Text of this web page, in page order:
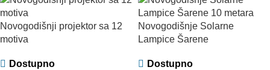
Novogodišnji projektor sa 12
motiva
Dostupno
Novogodišnje Solarne
Lampice Šarene
Dostupno